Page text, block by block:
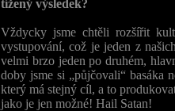
tížený výsledek?
Vždycky jsme chtěli rozšířit
vystupování, což je jeden z
velmi brzo jeden po druhém,
doby jsme si „půjčovali“ basáka
který má stejný cíl, a to
jako je jen možné! Hail Satan!